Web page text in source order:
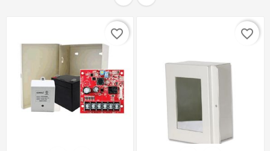
favorite_border favorite_border